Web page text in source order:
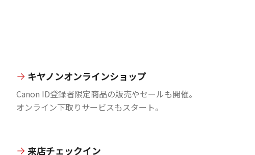
キヤノンオンラインショップ
Canon ID登録者限定商品の販売やセールも開催。
オンライン下取りサービスもスタート。
来店チェックイン